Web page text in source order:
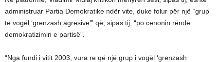
administruar Partia Demokratike ndër vite, duke folur për një “grup
të vogël ‘grenzash agresive’” që, sipas tij, “po cenonin rëndë
demokratizimin e partisë”.
“Nga fundi i vitit 2003, vura re që një grup i vogël ‘grenzash